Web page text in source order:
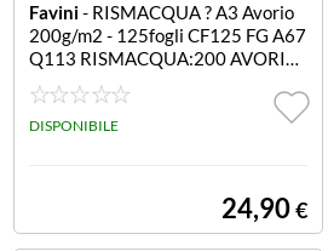
Favini- RISMACQUA ? A3 Avorio
200g/m2 - 125fogli CF125 FG A67
Q113 RISMACQUA:200 AVORIO
110 A3
DISPONIBILE
24,90€